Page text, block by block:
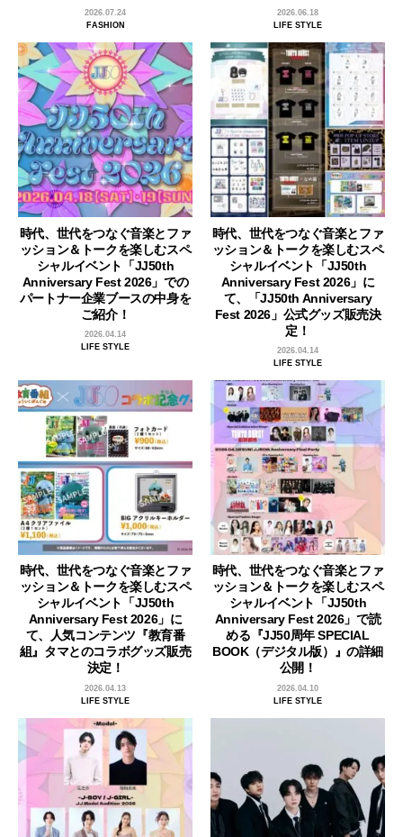
2026.07.24
FASHION
2026.06.18
LIFE STYLE
時代、世代をつなぐ音楽とファ
ッション＆トークを楽しむスペ
シャルイベント「JJ50th
Anniversary Fest 2026」での
パートナー企業ブースの中身を
ご紹介！
2026.04.14
LIFE STYLE
時代、世代をつなぐ音楽とファ
ッション＆トークを楽しむスペ
シャルイベント「JJ50th
Anniversary Fest 2026」に
て、「JJ50th Anniversary
Fest 2026」公式グッズ販売決
定！
2026.04.14
LIFE STYLE
時代、世代をつなぐ音楽とファ
ッション＆トークを楽しむスペ
シャルイベント「JJ50th
Anniversary Fest 2026」に
て、人気コンテンツ『教育番
組』タマとのコラボグッズ販売
決定！
2026.04.13
LIFE STYLE
時代、世代をつなぐ音楽とファ
ッション＆トークを楽しむスペ
シャルイベント「JJ50th
Anniversary Fest 2026」で読
める『JJ50周年 SPECIAL
BOOK（デジタル版）』の詳細
公開！
2026.04.10
LIFE STYLE